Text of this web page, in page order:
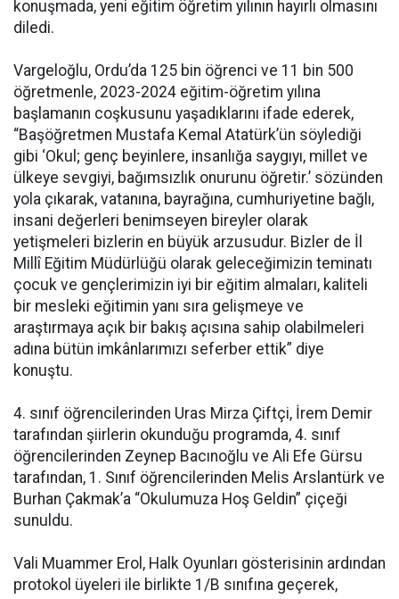
konuşmada, yeni eğitim öğretim yılının hayırlı olmasını
diledi.
Vargeloğlu, Ordu’da 125 bin öğrenci ve 11 bin 500
öğretmenle, 2023-2024 eğitim-öğretim yılına
başlamanın coşkusunu yaşadıklarını ifade ederek,
“Başöğretmen Mustafa Kemal Atatürk’ün söylediği
gibi ‘Okul; genç beyinlere, insanlığa saygıyı, millet ve
ülkeye sevgiyi, bağımsızlık onurunu öğretir.’ sözünden
yola çıkarak, vatanına, bayrağına, cumhuriyetine bağlı,
insani değerleri benimseyen bireyler olarak
yetişmeleri bizlerin en büyük arzusudur. Bizler de İl
Millî Eğitim Müdürlüğü olarak geleceğimizin teminatı
çocuk ve gençlerimizin iyi bir eğitim almaları, kaliteli
bir mesleki eğitimin yanı sıra gelişmeye ve
araştırmaya açık bir bakış açısına sahip olabilmeleri
adına bütün imkânlarımızı seferber ettik” diye
konuştu.
4. sınıf öğrencilerinden Uras Mirza Çiftçi, İrem Demir
tarafından şiirlerin okunduğu programda, 4. sınıf
öğrencilerinden Zeynep Bacınoğlu ve Ali Efe Gürsu
tarafından, 1. Sınıf öğrencilerinden Melis Arslantürk ve
Burhan Çakmak’a “Okulumuza Hoş Geldin” çiçeği
sunuldu.
Vali Muammer Erol, Halk Oyunları gösterisinin ardından
protokol üyeleri ile birlikte 1/B sınıfına geçerek,